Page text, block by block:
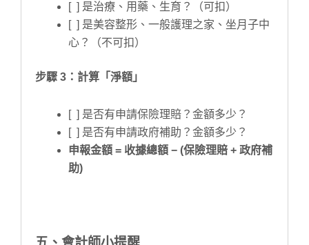
[ ] 是治療、用藥、生育？（可扣）
[ ] 是美容整形、一般護理之家、坐月子中
心？（不可扣）
步驟 3：計算「淨額」
[ ] 是否有申請保險理賠？金額多少？
[ ] 是否有申請政府補助？金額多少？
申報金額 = 收據總額 − (保險理賠 + 政府補
助)